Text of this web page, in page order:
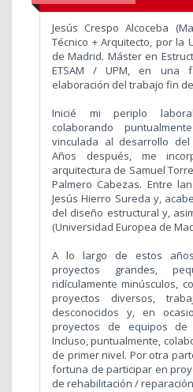
Jesús Crespo Alcoceba
Técnico + Arquitecto, por la
de Madrid. Máster en
ETSAM / UPM, en una
elaboración del trabajo fin
Inicié mi periplo
colaborando
vinculada al desarrollo
Años después, me
arquitectura de Samuel
Palmero Cabezas. Entre
Jesús Hierro Sureda y,
del diseño estructural y,
(Universidad Europea de
A lo largo de estos
proyectos grandes,
ridículamente minúsculos,
proyectos diversos,
desconocidos y, en
proyectos de equipos de
Incluso, puntualmente,
de primer nivel. Por otra
fortuna de participar en
de rehabilitación /